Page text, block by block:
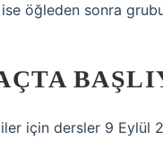
öğleden sonra
için dersler 9 Eylül